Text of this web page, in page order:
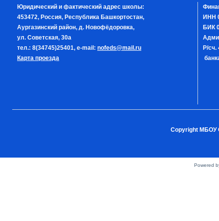
Юридический и фактический адрес школы:
453472, Россия, Республика Башкортостан,
Аургазинский район, д. Новофёдоровка,
ул. Советская, 30а
тел.: 8(34745)25401, e-mail: nofeds@mail.ru
Карта проезда
ИНН
БИК
Р/сч.
Copyright МБОУ
Powered